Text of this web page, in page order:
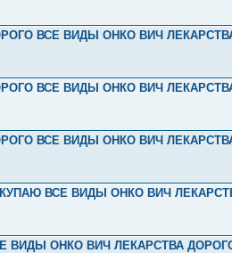
ВСЕ ВИДЫ ОНКО ВИЧ ЛЕКАРСТВА
ВСЕ ВИДЫ ОНКО ВИЧ ЛЕКАРСТВА
ВСЕ ВИДЫ ОНКО ВИЧ ЛЕКАРСТВА
ВСЕ ВИДЫ ОНКО ВИЧ
ВИДЫ ОНКО ВИЧ ЛЕКАРСТВА ДОРОГО